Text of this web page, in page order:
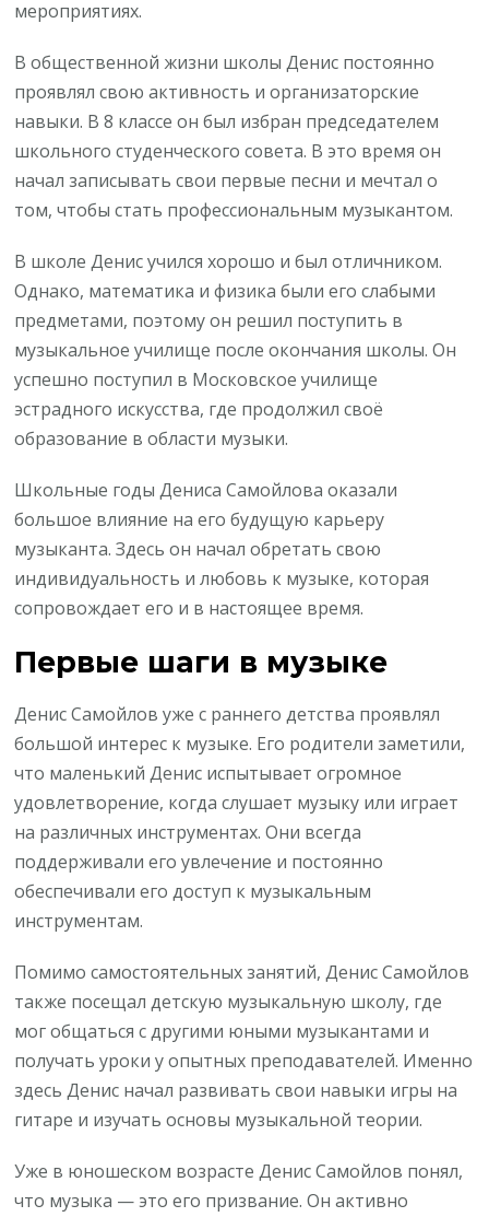
мероприятиях.
В общественной жизни школы Денис постоянно
проявлял свою активность и организаторские
навыки. В 8 классе он был избран председателем
школьного студенческого совета. В это время он
начал записывать свои первые песни и мечтал о
том, чтобы стать профессиональным музыкантом.
В школе Денис учился хорошо и был отличником.
Однако, математика и физика были его слабыми
предметами, поэтому он решил поступить в
музыкальное училище после окончания школы. Он
успешно поступил в Московское училище
эстрадного искусства, где продолжил своё
образование в области музыки.
Школьные годы Дениса Самойлова оказали
большое влияние на его будущую карьеру
музыканта. Здесь он начал обретать свою
индивидуальность и любовь к музыке, которая
сопровождает его и в настоящее время.
Первые шаги в музыке
Денис Самойлов уже с раннего детства проявлял
большой интерес к музыке. Его родители заметили,
что маленький Денис испытывает огромное
удовлетворение, когда слушает музыку или играет
на различных инструментах. Они всегда
поддерживали его увлечение и постоянно
обеспечивали его доступ к музыкальным
инструментам.
Помимо самостоятельных занятий, Денис Самойлов
также посещал детскую музыкальную школу, где
мог общаться с другими юными музыкантами и
получать уроки у опытных преподавателей. Именно
здесь Денис начал развивать свои навыки игры на
гитаре и изучать основы музыкальной теории.
Уже в юношеском возрасте Денис Самойлов понял,
что музыка — это его призвание. Он активно